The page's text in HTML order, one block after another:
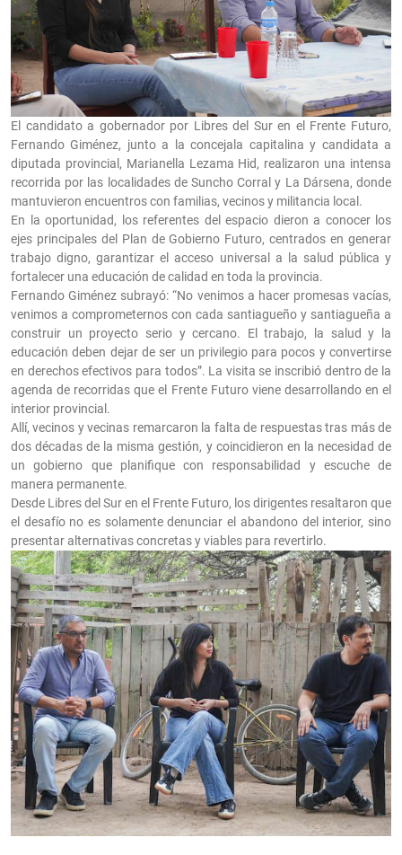
El candidato a gobernador por Libres del Sur en el Frente Futuro,
Fernando Giménez, junto a la concejala capitalina y candidata a
diputada provincial, Marianella Lezama Hid, realizaron una intensa
recorrida por las localidades de Suncho Corral y La Dársena, donde
mantuvieron encuentros con familias, vecinos y militancia local.
En la oportunidad, los referentes del espacio dieron a conocer los
ejes principales del Plan de Gobierno Futuro, centrados en generar
trabajo digno, garantizar el acceso universal a la salud pública y
fortalecer una educación de calidad en toda la provincia.
Fernando Giménez subrayó: “No venimos a hacer promesas vacías,
venimos a comprometernos con cada santiagueño y santiagueña a
construir un proyecto serio y cercano. El trabajo, la salud y la
educación deben dejar de ser un privilegio para pocos y convertirse
en derechos efectivos para todos”. La visita se inscribió dentro de la
agenda de recorridas que el Frente Futuro viene desarrollando en el
interior provincial.
Allí, vecinos y vecinas remarcaron la falta de respuestas tras más de
dos décadas de la misma gestión, y coincidieron en la necesidad de
un gobierno que planifique con responsabilidad y escuche de
manera permanente.
Desde Libres del Sur en el Frente Futuro, los dirigentes resaltaron que
el desafío no es solamente denunciar el abandono del interior, sino
presentar alternativas concretas y viables para revertirlo.